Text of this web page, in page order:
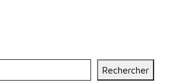
Rechercher